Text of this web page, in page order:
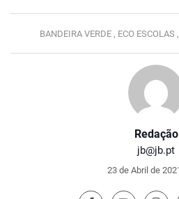
Redação
jb@jb.pt
23 de Abril de
BANDEIRA VERDE , ECO ESCOLAS ,